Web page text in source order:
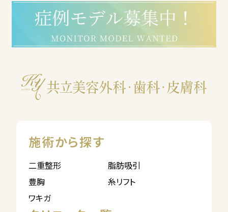
施術から探す
二重整形
脂肪吸引
豊胸
糸リフト
ワキガ